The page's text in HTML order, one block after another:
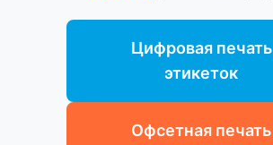
Цифровая печать
этикеток
Офсетная печать